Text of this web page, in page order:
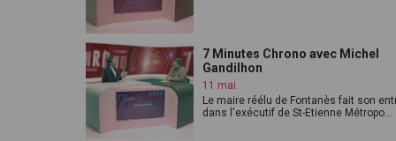
7 Minutes Chrono avec Michel
Gandilhon
11 mai
Le maire réélu de Fontanès fait son
dans l'exécutif de St-Etienne Métropo...